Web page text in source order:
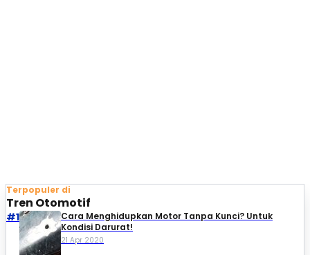
Terpopuler di
Tren Otomotif
#1
Cara Menghidupkan Motor Tanpa Kunci? Untuk
Kondisi Darurat!
21 Apr 2020